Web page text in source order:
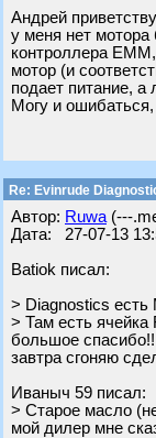
Андрей
у меня нет
контроллера ЕММ,
мотор (и
подает питание,
Могу и
Re: Evinrude
Автор: Ruwa (---
Дата: 27-07-13
Batiok писал:
> Diagnostics есть
> Там есть ячейка
большое спасибо!!
завтра сгоняю
Ивaныч 59 писал:
> Старое масло
мой дилер мне